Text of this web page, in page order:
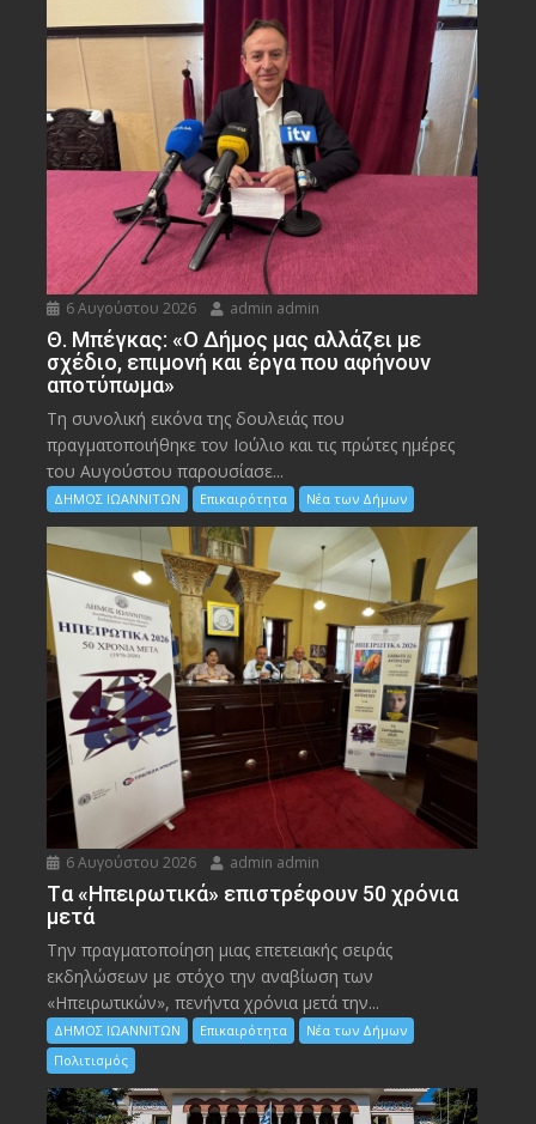
6 Αυγούστου 2026 admin admin
Θ. Μπέγκας: «Ο Δήμος μας αλλάζει με
σχέδιο, επιμονή και έργα που αφήνουν
αποτύπωμα»
Τη συνολική εικόνα της δουλειάς που
πραγματοποιήθηκε τον Ιούλιο και τις πρώτες ημέρες
του Αυγούστου παρουσίασε...
ΔΗΜΟΣ ΙΩΑΝΝΙΤΩΝ Επικαιρότητα Νέα των Δήμων
6 Αυγούστου 2026 admin admin
Tα «Ηπειρωτικά» επιστρέφουν 50 χρόνια
μετά
Την πραγματοποίηση μιας επετειακής σειράς
εκδηλώσεων με στόχο την αναβίωση των
«Ηπειρωτικών», πενήντα χρόνια μετά την...
ΔΗΜΟΣ ΙΩΑΝΝΙΤΩΝ Επικαιρότητα
Νέα των Δήμων
Πολιτισμός